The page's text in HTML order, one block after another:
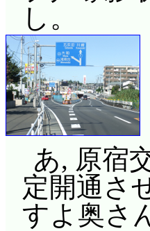
し。
あ, 原宿
定開通さ
すよ奥さ